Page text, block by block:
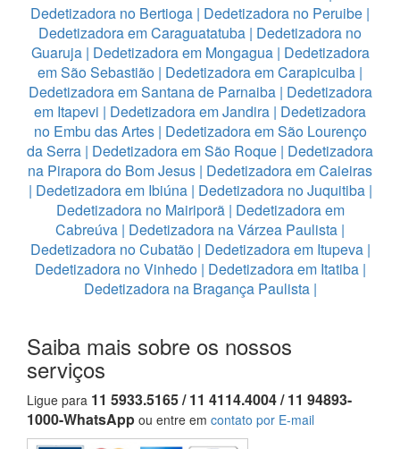
Dedetizadora no Bertioga | Dedetizadora no Peruibe |
Dedetizadora em Caraguatatuba | Dedetizadora no
Guaruja| Dedetizadora em Mongagua| Dedetizadora
em São Sebastião | Dedetizadora em Carapicuiba |
Dedetizadora em Santana de Parnaiba| Dedetizadora
em Itapevi | Dedetizadora em Jandira | Dedetizadora
no Embu das Artes| Dedetizadora em São Lourenço
da Serra | Dedetizadora em São Roque | Dedetizadora
na Pirapora do Bom Jesus | Dedetizadora em Caieiras
| Dedetizadora em Ibiúna| Dedetizadora no Juquitiba|
Dedetizadora no Mairiporã| Dedetizadora em
Cabreúva | Dedetizadora na Várzea Paulista |
Dedetizadora no Cubatão| Dedetizadora em Itupeva|
Dedetizadora no Vinhedo| Dedetizadora em Itatiba|
Dedetizadora na Bragança Paulista|
Saiba mais sobre os nossos
serviços
Ligue para 11 5933.5165 / 11 4114.4004 / 11 94893-
1000-WhatsApp ou entre em contato por E-mail